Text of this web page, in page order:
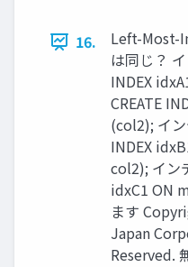
16.
Left-Most-
は同じ？
INDEX
CREATE
(col2); イン
INDEX
col2); イン
idxC1 ON
ます
Japan
Reserved.